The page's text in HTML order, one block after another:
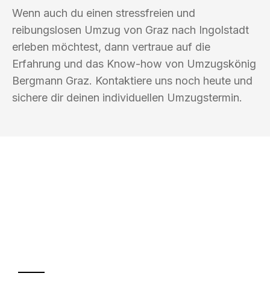
Wenn auch du einen stressfreien und
reibungslosen Umzug von Graz nach Ingolstadt
erleben möchtest, dann vertraue auf die
Erfahrung und das Know-how von Umzugskönig
Bergmann Graz. Kontaktiere uns noch heute und
sichere dir deinen individuellen Umzugstermin.